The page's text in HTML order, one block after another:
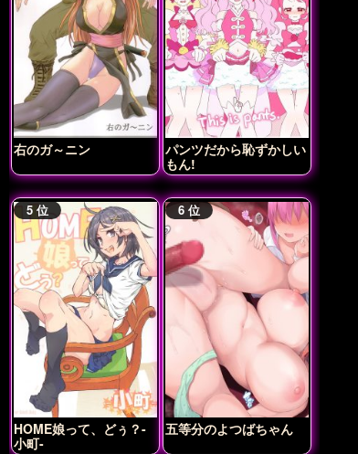
右のガ～ニン
パンツだから恥ずかしい
もん!
HOME娘って、どぅ？-
小町-
五等分のよつばちゃん